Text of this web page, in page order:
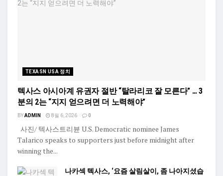
TEXASN USA 정치
텍사스 아시아계 유권자 절반 “탈라리코 잘 모른다” … 3
분의 2는 “지지 얻으려면 더 노력해야”
BYADMIN 8월 6, 2026 0
사진/ 텍사스트리뷴 U.S. Democratic nominee James
Talarico speaks to supporters just before midnight after
winning the...
나카섹 텍사스, ‘요즘 살림살이, 좀 나아지셨습